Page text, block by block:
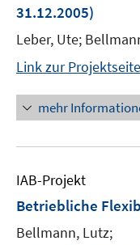
31.12.2005)
Leber, Ute;
Link zur Projektseite
mehr
IAB-Projekt
Betriebliche
Bellmann, Lutz;